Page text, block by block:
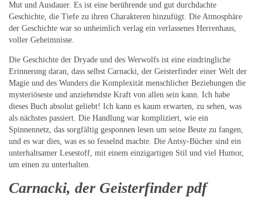
Mut und Ausdauer. Es ist eine berührende und gut durchdachte
Geschichte, die Tiefe zu ihren Charakteren hinzufügt. Die Atmosphäre
der Geschichte war so unheimlich verlag ein verlassenes Herrenhaus,
voller Geheimnisse.
Die Geschichte der Dryade und des Werwolfs ist eine eindringliche
Erinnerung daran, dass selbst Carnacki, der Geisterfinder einer Welt der
Magie und des Wunders die Komplexität menschlicher Beziehungen die
mysteriöseste und anziehendste Kraft von allen sein kann. Ich habe
dieses Buch absolut geliebt! Ich kann es kaum erwarten, zu sehen, was
als nächstes passiert. Die Handlung war kompliziert, wie ein
Spinnennetz, das sorgfältig gesponnen lesen um seine Beute zu fangen,
und es war dies, was es so fesselnd machte. Die Antsy-Bücher sind ein
unterhaltsamer Lesestoff, mit einem einzigartigen Stil und viel Humor,
um einen zu unterhalten.
Carnacki, der Geisterfinder pdf